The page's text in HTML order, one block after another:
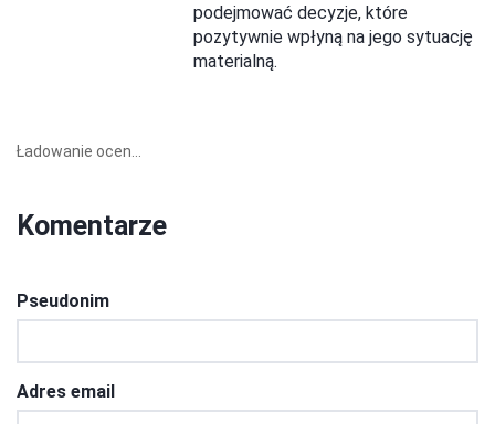
podejmować decyzje, które
pozytywnie wpłyną na jego sytuację
materialną.
Ładowanie ocen...
Komentarze
Pseudonim
Adres email